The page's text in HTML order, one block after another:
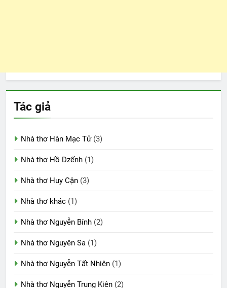
Tác giả
Nhà thơ Hàn Mạc Tử(3)
Nhà thơ Hồ Dzếnh (1)
Nhà thơ Huy Cận (3)
Nhà thơ khác (1)
Nhà thơ Nguyễn Bính (2)
Nhà thơ Nguyên Sa (1)
Nhà thơ Nguyễn Tất Nhiên (1)
Nhà thơ Nguyễn Trung Kiên (2)